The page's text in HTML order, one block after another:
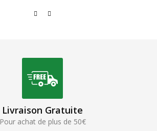
Livraison Gratuite
Pour achat de plus de 50€